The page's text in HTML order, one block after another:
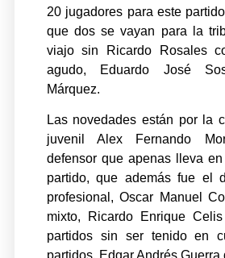
20 jugadores para este
que dos se vayan para la
viajo sin Ricardo Rosales
agudo, Eduardo José
Márquez.
Las novedades están por la
juvenil Alex Fernando
defensor que apenas lleva
partido, que además fue el
profesional, Oscar Manuel
mixto, Ricardo Enrique
partidos sin ser tenido en